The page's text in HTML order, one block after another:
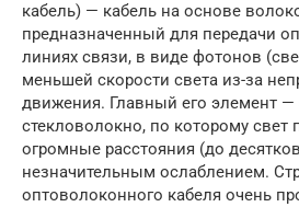
кабель) — кабель на основе
предназначенный для передачи
линиях связи, в виде фотонов
меньшей скорости света из-за
движения. Главный его элемент —
стекловолокно, по которому свет
огромные расстояния (до
незначительным ослаблением.
оптоволоконного кабеля очень